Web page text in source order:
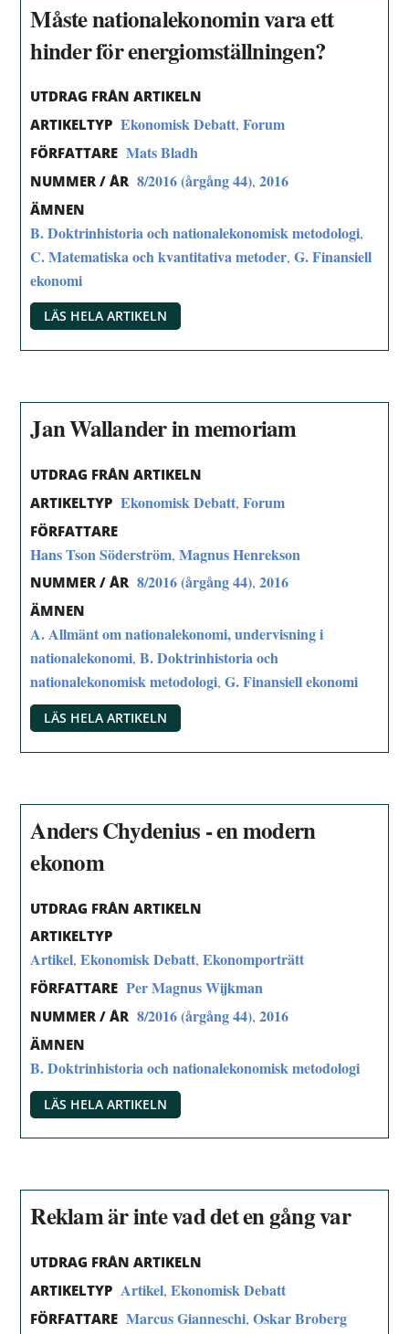
Måste nationalekonomin vara ett
hinder för energiomställningen?
UTDRAG FRÅN ARTIKELN
ARTIKELTYP Ekonomisk Debatt,Forum
FÖRFATTARE Mats Bladh
NUMMER / ÅR 8/2016 (årgång 44),2016
ÄMNEN
B. Doktrinhistoria och nationalekonomisk metodologi,
C. Matematiska och kvantitativa metoder,G. Finansiell
ekonomi
LÄS HELA ARTIKELN
Jan Wallander in memoriam
UTDRAG FRÅN ARTIKELN
ARTIKELTYP Ekonomisk Debatt,Forum
FÖRFATTARE
Hans Tson Söderström,Magnus Henrekson
NUMMER / ÅR 8/2016 (årgång 44),2016
ÄMNEN
A. Allmänt om nationalekonomi, undervisning i
nationalekonomi,B. Doktrinhistoria och
nationalekonomisk metodologi,G. Finansiell ekonomi
LÄS HELA ARTIKELN
Anders Chydenius - en modern
ekonom
UTDRAG FRÅN ARTIKELN
ARTIKELTYP
Artikel,Ekonomisk Debatt,Ekonomporträtt
FÖRFATTARE Per Magnus Wijkman
NUMMER / ÅR 8/2016 (årgång 44),2016
ÄMNEN
B. Doktrinhistoria och nationalekonomisk metodologi
LÄS HELA ARTIKELN
Reklam är inte vad det en gång var
UTDRAG FRÅN ARTIKELN
ARTIKELTYP Artikel,Ekonomisk Debatt
FÖRFATTARE Marcus Gianneschi,Oskar Broberg